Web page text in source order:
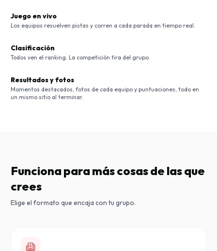
Juego en vivo
Los equipos resuelven pistas y corren a cada parada en tiempo real.
Clasificación
Todos ven el ranking. La competición tira del grupo.
Resultados y fotos
Momentos destacados, fotos de cada equipo y puntuaciones, todo en
un mismo sitio al terminar.
Funciona para más cosas de las que
crees
Elige el formato que encaja con tu grupo.